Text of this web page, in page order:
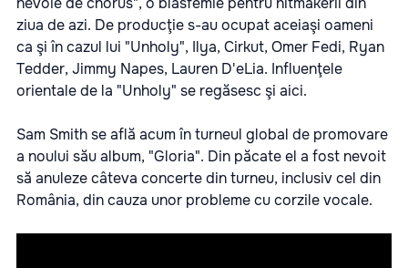
ziua de azi. De producţie s-au ocupat aceiaşi oameni
ca şi în cazul lui "Unholy", Ilya, Cirkut, Omer Fedi, Ryan
Tedder, Jimmy Napes, Lauren D'eLia. Influenţele
orientale de la "Unholy" se regăsesc şi aici.
Sam Smith se află acum în turneul global de promovare
a noului său album, "Gloria". Din păcate el a fost nevoit
să anuleze câteva concerte din turneu, inclusiv cel din
România, din cauza unor probleme cu corzile vocale.